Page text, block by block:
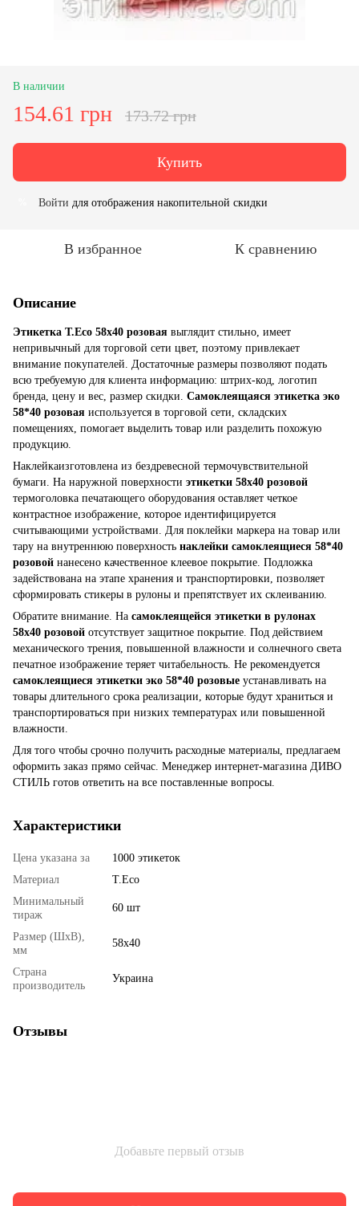
В наличии
154.61 грн 173.72 грн
Купить
Войти для отображения накопительной скидки
В избранное К сравнению
Описание
Этикетка T.Eco 58x40 розовая выглядит стильно, имеет
непривычный для торговой сети цвет, поэтому привлекает
внимание покупателей. Достаточные размеры позволяют подать
всю требуемую для клиента информацию: штрих-код, логотип
бренда, цену и вес, размер скидки. Самоклеящаяся этикетка эко
58*40 розовая используется в торговой сети, складских
помещениях, помогает выделить товар или разделить похожую
продукцию.
Наклейкаизготовлена из бездревесной термочувствительной
бумаги. На наружной поверхности этикетки 58x40 розовой
термоголовка печатающего оборудования оставляет четкое
контрастное изображение, которое идентифицируется
считывающими устройствами. Для поклейки маркера на товар или
тару на внутреннюю поверхность наклейки самоклеящиеся 58*40
розовой нанесено качественное клеевое покрытие. Подложка
задействована на этапе хранения и транспортировки, позволяет
сформировать стикеры в рулоны и препятствует их склеиванию.
Обратите внимание. На самоклеящейся этикетки в рулонах
58x40 розовой отсутствует защитное покрытие. Под действием
механического трения, повышенной влажности и солнечного света
печатное изображение теряет читабельность. Не рекомендуется
самоклеящиеся этикетки эко 58*40 розовые устанавливать на
товары длительного срока реализации, которые будут храниться и
транспортироваться при низких температурах или повышенной
влажности.
Для того чтобы срочно получить расходные материалы, предлагаем
оформить заказ прямо сейчас. Менеджер интернет-магазина ДИВО
СТИЛЬ готов ответить на все поставленные вопросы.
Характеристики
Цена указана за
1000 этикеток
Материал
T.Eco
Минимальный
тираж
60 шт
Размер (ШхВ),
мм
58x40
Страна
производитель
Украина
Отзывы
Добавьте первый отзыв